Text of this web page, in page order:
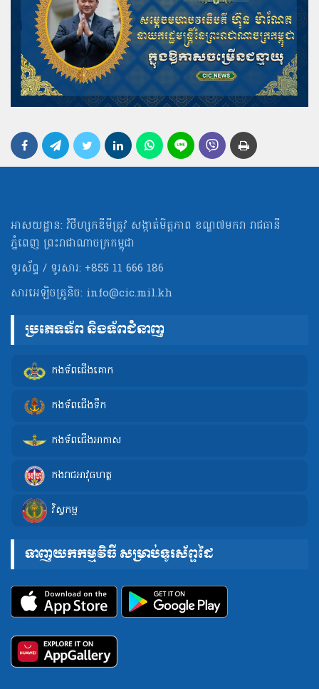
អាសយដ្ឋាន: វិថីហ្សកឌីមីត្រូវ សង្កាត់មិត្ដភាព ខណ្ឌ៧មករា រាជធានី
ភ្នំពេញ ព្រះរាជាណាចក្រកម្ពុជា
ទូរស័ព្ទ / ទូរសារ: +855 11 666 186
សារអេឡិចត្រូនិច: info@cic.mil.kh
ប្រភេទទ័ព និងទ័ពជំនាញ
កងទ័ពជើងគោក
កងទ័ពជើងទឹក
កងទ័ពជើងអាកាស
កងរាជអាវុធហត្ថ
វិស្វកម្ម
ទាញយកកម្មវិធី សម្រាប់ទូរស័ព្ទដៃ